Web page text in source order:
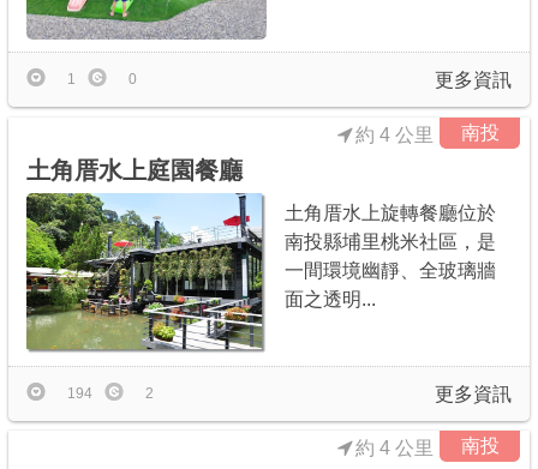
更多資訊
1 0
南投
土角厝水上庭園餐廳
約 4 公里
土角厝水上旋轉餐廳位於
南投縣埔里桃米社區，是
一間環境幽靜、全玻璃牆
面之透明...
更多資訊
194 2
南投
約 4 公里